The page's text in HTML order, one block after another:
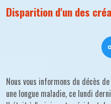
Disparition d'un des
Nous vous informons du décès
une longue maladie, ce lundi